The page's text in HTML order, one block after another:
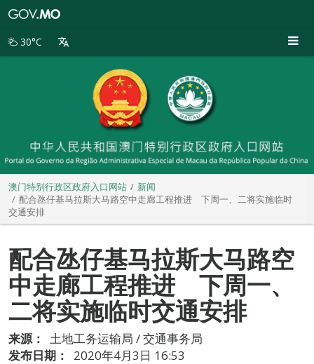
别
30°C
澳门特别行政区政府入口网站
新闻
配合氹仔基马拉斯大马路空中走廊工程推进 下周一、二将实施临时
交通安排
配合氹仔基马拉斯大马路空
中走廊工程推进 下周一、
二将实施临时交通安排
来源：
土地工务运输局 / 交通事务局
发布日期：
2020年4月3日 16:53